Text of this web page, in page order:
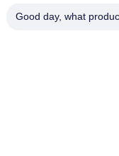
Good day, what